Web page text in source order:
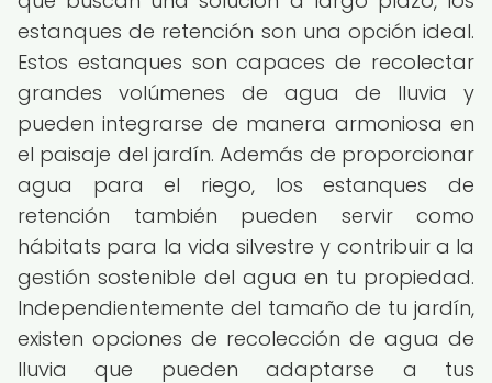
estanques de retención son una opción ideal.
Estos estanques son capaces de recolectar
grandes volúmenes de agua de lluvia y
pueden integrarse de manera armoniosa en
el paisaje del jardín. Además de proporcionar
agua para el riego, los estanques de
retención también pueden servir como
hábitats para la vida silvestre y contribuir a la
gestión sostenible del agua en tu propiedad.
Independientemente del tamaño de tu jardín,
existen opciones de recolección de agua de
lluvia que pueden adaptarse a tus